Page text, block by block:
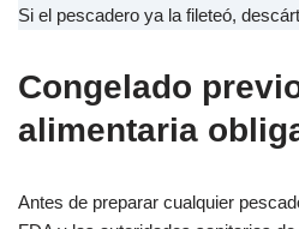
Si el pescadero ya la fileteó,
Congelado
alimentaria
Antes de preparar cualquier